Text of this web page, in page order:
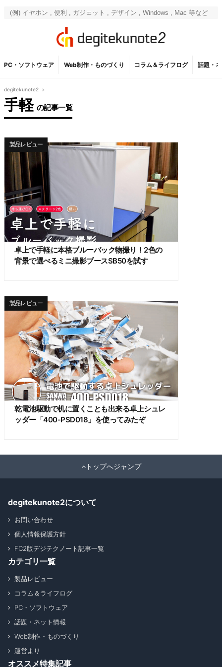
PC・ソフトウェア Web制作・ものづくり コラム＆ライフログ 話題・
degitekunote2 >
手軽 の記事一覧
卓上で手軽に本格ブルーバック物撮り！2色の
背景で選べるミニ撮影ブースSB50を試す
製品レビュー
乾電池駆動で机に置くことも出来る卓上シュレ
ッダー「400-PSD018」を使ってみたぞ
製品レビュー
トップへジャンプ
degitekunote2について
お問い合わせ
個人情報保護方針
FC2版デジテクノート記事一覧
カテゴリ一覧
製品レビュー
コラム＆ライフログ
PC・ソフトウェア
話題・ネット情報
Web制作・ものづくり
運営より
オススメ特集記事